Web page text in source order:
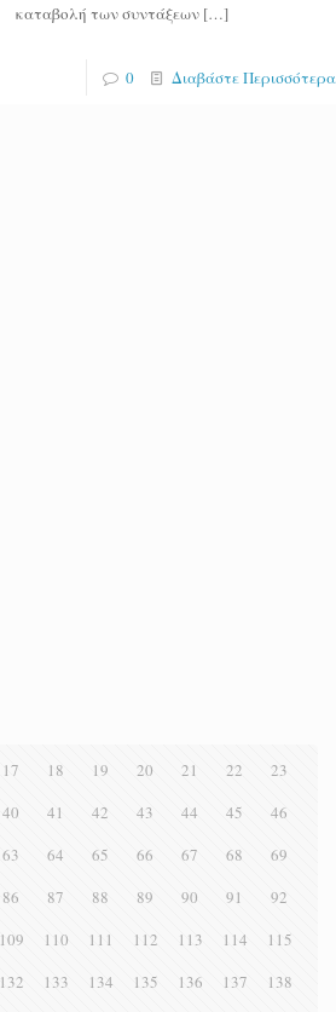
καταβολή των συντάξεων […]
0 Διαβάστε Περισσότερα
17 18 19 20 21 22
23
40 41 42 43 44 45
46
63 64 65 66 67 68
69
86 87 88 89 90 91
92
109 110 111 112 113 114
115
132 133 134 135 136 137
138